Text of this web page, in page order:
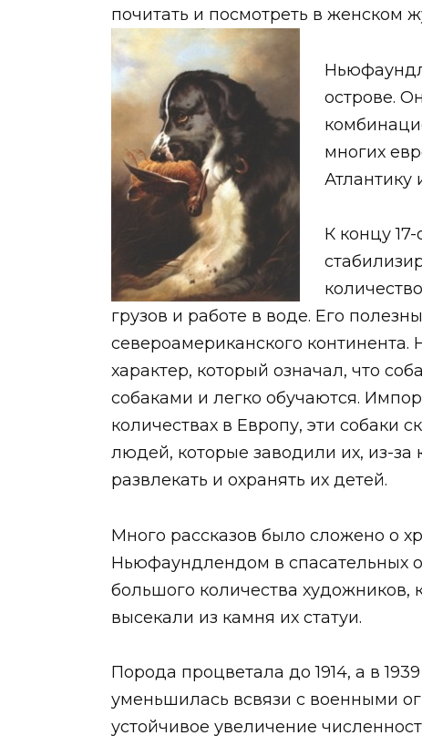
почитать и посмотреть в женском
острове.
многих
Атлантику
К концу 17-
грузов и работе в воде. Его
североамериканского
характер, который означал, что
собаками и легко обучаются.
количествах в Европу, эти собаки
людей, которые заводили их, из-
развлекать и охранять их детей.
Много рассказов было сложено о
Ньюфаундлендом в спасательных
большого количества художников,
высекали из камня их статуи.
Порода процветала до 1914, а в
уменьшилась всвязи с военными
устойчивое увеличение